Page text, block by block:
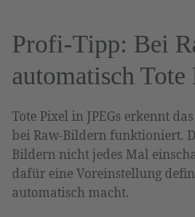
Profi-Tipp: Bei
automatisch Tote
Tote Pixel in JPEGs erkennt
bei Raw-Bildern funktioniert.
Bildern nicht jedes Mal
dafür eine Voreinstellung
automatisch macht.